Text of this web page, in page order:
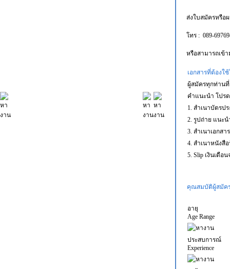
ส่งใบสมัครหรือ
โทร : 089-
หรือสามารถเข้า
เอกสารที่ต้องใ
ผู้สมัครทุกท่านที่
คำแนะนำ โปร
1. สำเนาบัตรป
2. รูปถ่าย แนะ
3. สำเนาเอกส
4. สำเนาหนังสื
5. Slip เงินเดื
คุณสมบัติผู้สมัคร
อายุ
Age Range
ประสบการณ์
Experience